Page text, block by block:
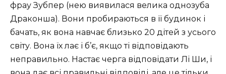
фрау Зубпер (нею виявилася велика однозуба
Драконша). Вони пробираються в її будинок і
бачать, як вона навчає близько 20 дітей з усього
світу. Вона їх лає і б’є, якщо ті відповідають
неправильно. Настає черга відповідати Лі Ши, і